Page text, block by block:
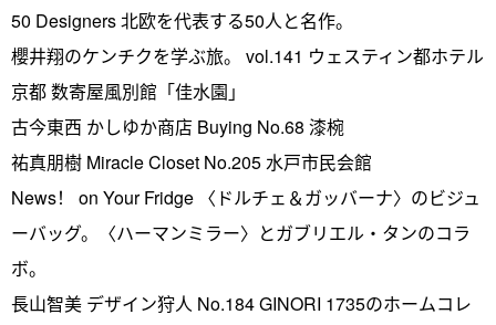
50 Designers 北欧を代表する50人と名作。
櫻井翔のケンチクを学ぶ旅。 vol.141 ウェスティン都ホテル
京都 数寄屋風別館「佳水園」
古今東西 かしゆか商店 Buying No.68 漆椀
祐真朋樹 Miracle Closet No.205 水戸市民会館
News！ on Your Fridge 〈ドルチェ＆ガッバーナ〉のビジュ
ーバッグ。〈ハーマンミラー〉とガブリエル・タンのコラ
ボ。
長山智美 デザイン狩人 No.184 GINORI 1735のホームコレ